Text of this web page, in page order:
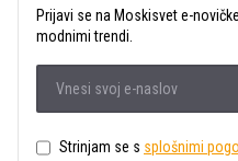
Prijavi se na Moskisvet e-
modnimi trendi.
Strinjam se s splošnimi